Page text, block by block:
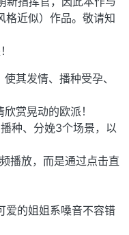
格近似）作品。敬请知
其发情、播种受孕、
赏晃动的欧派！
种、分娩3个场景，以
播放，而是通过点击直
爱的姐姐系嗓音不容错